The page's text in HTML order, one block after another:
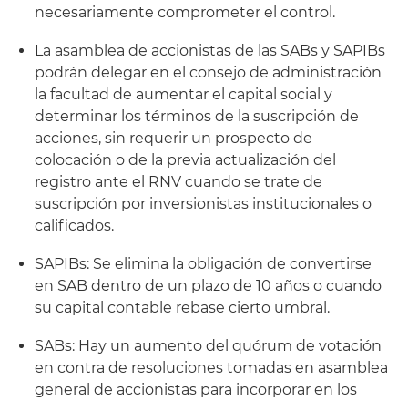
necesariamente comprometer el control.
La asamblea de accionistas de las SABs y SAPIBs
podrán delegar en el consejo de administración
la facultad de aumentar el capital social y
determinar los términos de la suscripción de
acciones, sin requerir un prospecto de
colocación o de la previa actualización del
registro ante el RNV cuando se trate de
suscripción por inversionistas institucionales o
calificados.
SAPIBs: Se elimina la obligación de convertirse
en SAB dentro de un plazo de 10 años o cuando
su capital contable rebase cierto umbral.
SABs: Hay un aumento del quórum de votación
en contra de resoluciones tomadas en asamblea
general de accionistas para incorporar en los